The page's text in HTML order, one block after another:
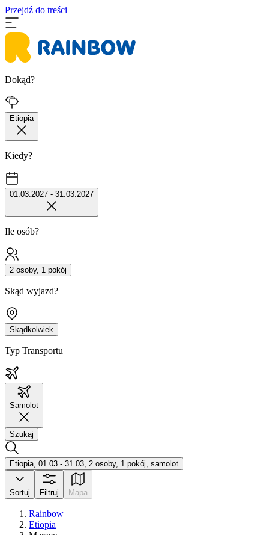
Przejdź do treści
Dokąd?
Etiopia
Kiedy?
01.03.2027 - 31.03.2027
Ile osób?
2 osoby, 1 pokój
Skąd wyjazd?
Skądkolwiek
Typ Transportu
Samolot
Szukaj
Etiopia, 01.03 - 31.03, 2 osoby, 1 pokój, samolot
Sortuj Filtruj Mapa
Rainbow
Etiopia